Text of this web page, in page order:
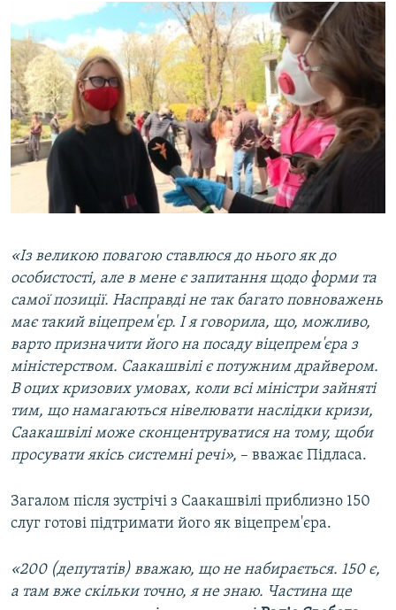
«Із великою повагою ставлюся до нього як до
особистості, але в мене є запитання щодо форми та
самої позиції. Насправді не так багато повноважень
має такий віцепрем'єр. І я говорила, що, можливо,
варто призначити його на посаду віцепрем'єра з
міністерством. Саакашвілі є потужним драйвером.
В оцих кризових умовах, коли всі міністри зайняті
тим, що намагаються нівелювати наслідки кризи,
Саакашвілі може сконцентруватися на тому, щоби
просувати якісь системні речі», – вважає Підласа.
Загалом після зустрічі з Саакашвілі приблизно 150
слуг готові підтримати його як віцепрем'єра.
«200 (депутатів) вважаю, що не набирається. 150 є,
а там вже скільки точно, я не знаю. Частина ще